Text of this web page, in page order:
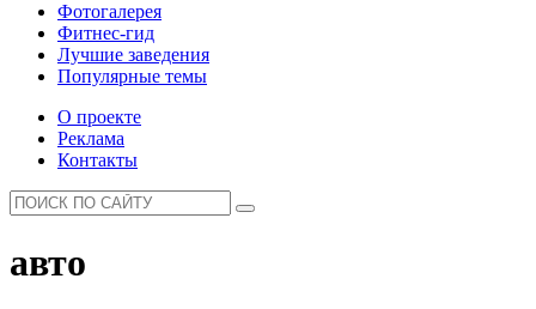
Фотогалерея
Фитнес-гид
Лучшие заведения
Популярные темы
О проекте
Реклама
Контакты
авто